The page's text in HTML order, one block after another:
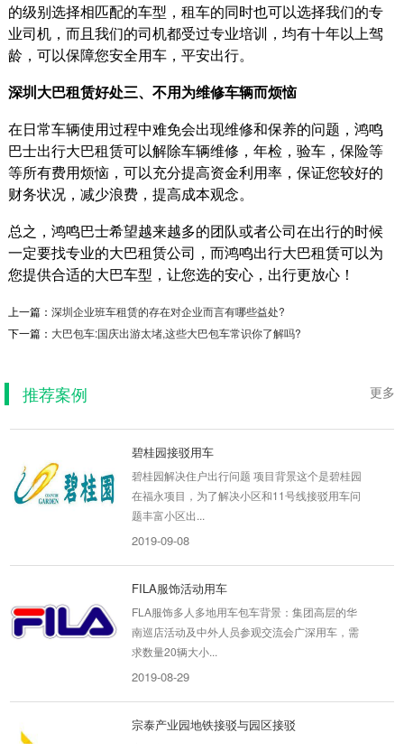
的级别选择相匹配的车型，租车的同时也可以选择我们的专
业司机，而且我们的司机都受过专业培训，均有十年以上驾
龄，可以保障您安全用车，平安出行。
深圳大巴租赁好处三、不用为维修车辆而烦恼
在日常车辆使用过程中难免会出现维修和保养的问题，鸿鸣
巴士出行大巴租赁可以解除车辆维修，年检，验车，保险等
等所有费用烦恼，可以充分提高资金利用率，保证您较好的
财务状况，减少浪费，提高成本观念。
总之，鸿鸣巴士希望越来越多的团队或者公司在出行的时候
一定要找专业的大巴租赁公司，而鸿鸣出行大巴租赁可以为
您提供合适的大巴车型，让您选的安心，出行更放心！
上一篇： 深圳企业班车租赁的存在对企业而言有哪些益处?
下一篇： 大巴包车:国庆出游太堵,这些大巴包车常识你了解吗?
更多
推荐案例
深圳市政府公务用车
深圳政府公务用车项目背景：疫情时代下，深圳
碧桂园接驳用车
在福永项目，为了解决小区和11号线接驳用车问
题丰富小区出...
FILA服饰活动用车
南巡店活动及中外人员参观交流会广深用车，需
求数量20辆大小...
宗泰产业园地铁接驳与园区接驳